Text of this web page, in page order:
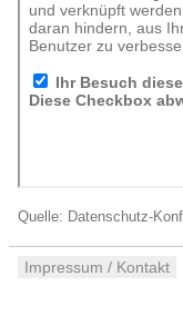
Quelle: Datenschutz-
Impressum / Kontakt